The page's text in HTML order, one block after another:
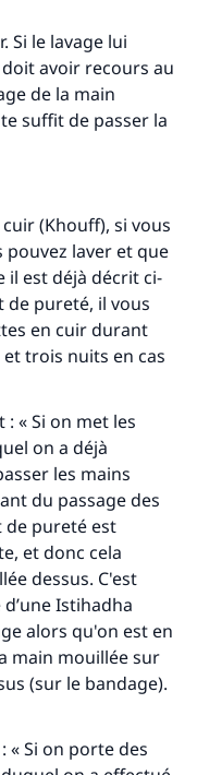
Si le lavage lui
avoir recours au
de la main
suffit de passer la
(Khouff), si vous
laver et que
il est déjà décrit ci-
de pureté, il vous
en cuir durant
trois nuits en cas
« Si on met les
on a déjà
les mains
du passage des
de pureté est
et donc cela
dessus. C'est
Istihadha
alors qu'on est en
main mouillée sur
(sur le bandage).
« Si on porte des